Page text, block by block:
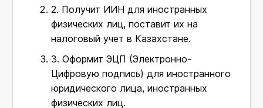
2. Получит ИИН для иностранных
физических лиц, поставит их на
налоговый учет в Казахстане.
3. Оформит ЭЦП (Электронно-
Цифровую подпись) для иностранного
юридического лица, иностранных
физических лиц.